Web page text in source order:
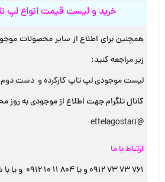
خرید و لیست قیمت انواع
همچنین برای اطلاع از سایر محصولات
زیر مراجعه کنید:
لیست موجودی لپ تاپ کارکرده و دست
کانال تلگرام جهت اطلاع از موجودی به روز
@ettelagostar1
ارتباط با ما